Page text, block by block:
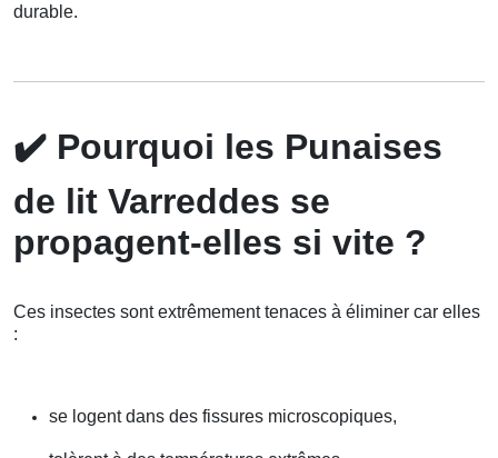
durable.
✔️ Pourquoi les Punaises
de lit Varreddes se
propagent-elles si vite ?
Ces insectes sont extrêmement tenaces à éliminer car elles
:
se logent dans des fissures microscopiques,